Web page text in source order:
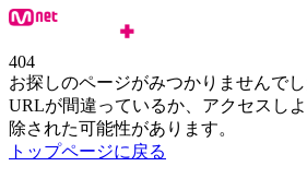
404
お探しのページがみつかりませんでし
URLが間違っているか、アクセスし
除された可能性があります。
トップページに戻る